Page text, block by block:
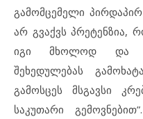
გამომცემელი პირდაპირ
არ გვაქვს პრეტენზია,
იგი მხოლოდ და
შეხედულებას
გამოსცეს მსგავსი
საკუთარი